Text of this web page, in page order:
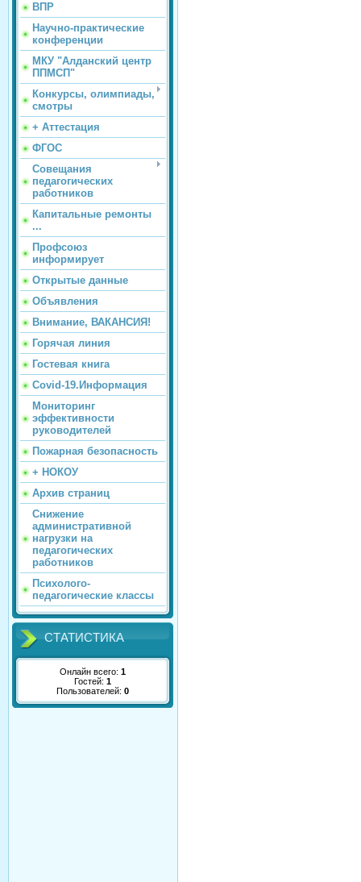
ВПР
Научно-практические
конференции
МКУ "Алданский центр
ППМСП"
Конкурсы, олимпиады,
смотры
+ Аттестация
ФГОС
Совещания
педагогических
работников
Капитальные ремонты
...
Профсоюз
информирует
Открытые данные
Объявления
Внимание, ВАКАНСИЯ!
Горячая линия
Гостевая книга
Covid-19.Информация
Мониторинг
эффективности
руководителей
Пожарная безопасность
+ НОКОУ
Архив страниц
Снижение
административной
нагрузки на
педагогических
работников
Психолого-
педагогические классы
СТАТИСТИКА
Онлайн всего: 1
Гостей: 1
Пользователей: 0